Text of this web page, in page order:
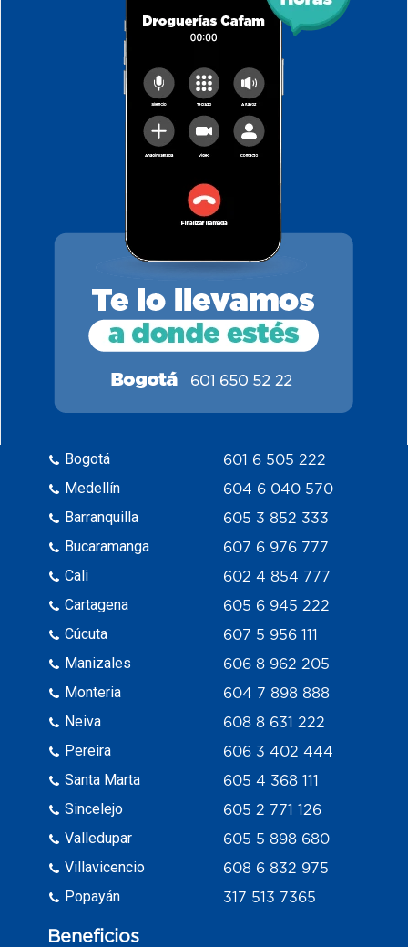
Bogotá
Medellín
Barranquilla
Bucaramanga
Cali
Cartagena
Cúcuta
Manizales
Monteria
Neiva
Pereira
Santa Marta
Sincelejo
Valledupar
Villavicencio
Popayán
601 6 505 222
604 6 040 570
605 3 852 333
607 6 976 777
602 4 854 777
605 6 945 222
607 5 956 111
606 8 962 205
604 7 898 888
608 8 631 222
606 3 402 444
605 4 368 111
605 2 771 126
605 5 898 680
608 6 832 975
317 513 7365
Beneficios